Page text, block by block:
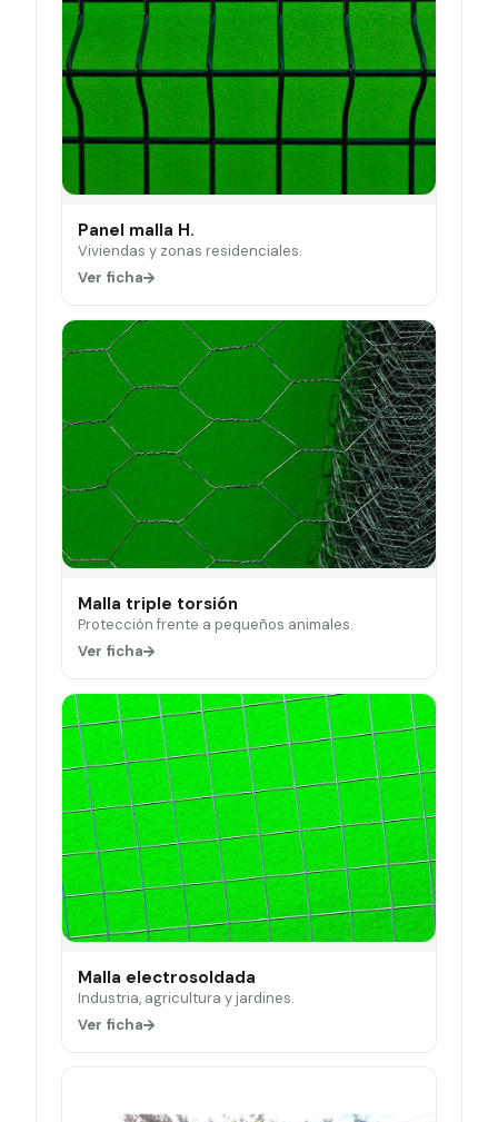
Panel malla H.
Viviendas y zonas residenciales.
Ver ficha
Malla triple torsión
Protección frente a pequeños animales.
Ver ficha
Malla electrosoldada
Industria, agricultura y jardines.
Ver ficha